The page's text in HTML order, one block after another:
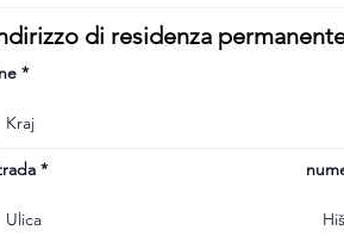
di residenza